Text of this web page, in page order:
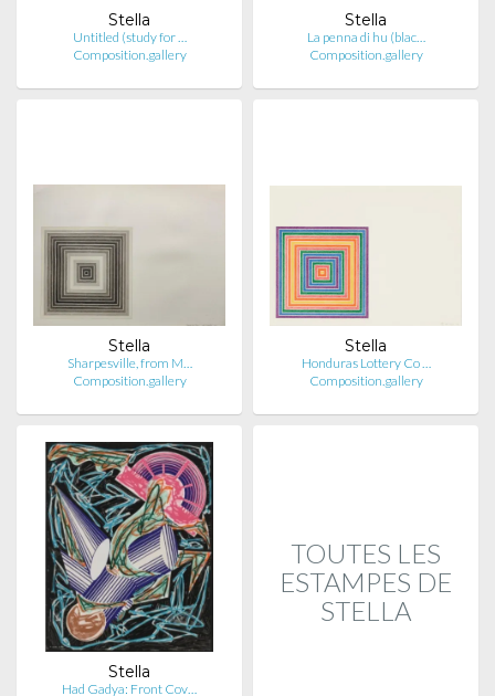
Stella
Untitled (study for …
Composition.gallery
Stella
La penna di hu (blac…
Composition.gallery
Stella
Sharpesville, from M…
Composition.gallery
Stella
Honduras Lottery Co …
Composition.gallery
Stella
Had Gadya: Front Cov…
TOUTES LES
ESTAMPES DE
STELLA